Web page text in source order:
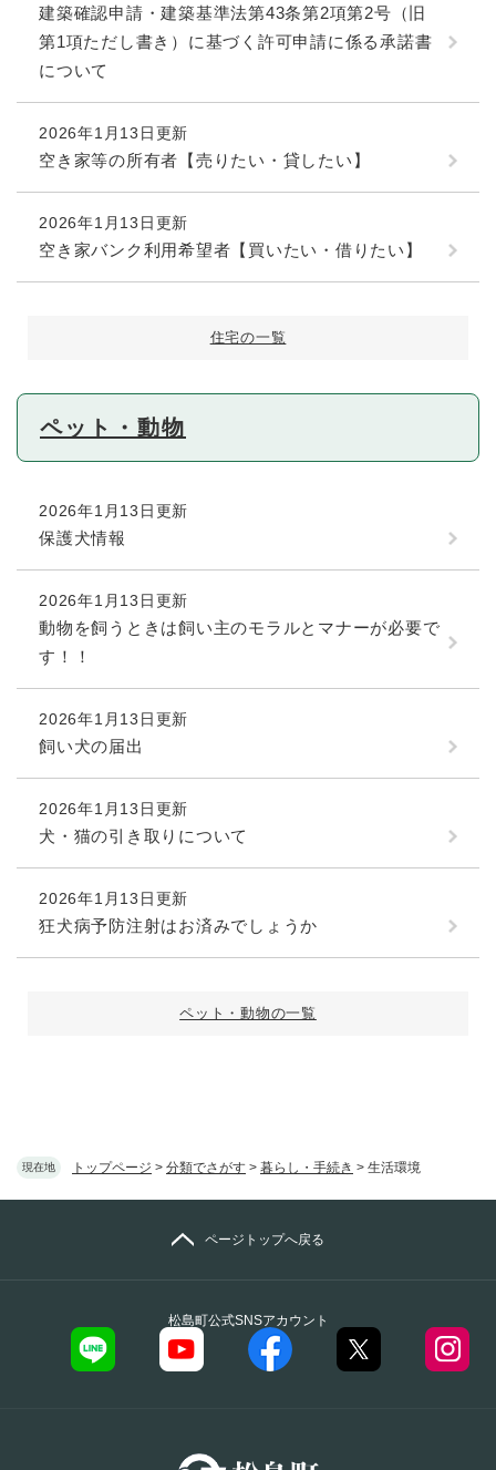
現在地 トップページ > 分類でさがす > 暮らし・手続き > 生活環境
建築確認申請・建築基準法第43条第2項第2号（旧
第1項ただし書き）に基づく許可申請に係る承諾書
について
2026年1月13日更新
空き家等の所有者【売りたい・貸したい】
2026年1月13日更新
空き家バンク利用希望者【買いたい・借りたい】
住宅の一覧
ペット・動物
2026年1月13日更新
保護犬情報
2026年1月13日更新
動物を飼うときは飼い主のモラルとマナーが必要で
す！！
2026年1月13日更新
飼い犬の届出
2026年1月13日更新
犬・猫の引き取りについて
2026年1月13日更新
狂犬病予防注射はお済みでしょうか
ペット・動物の一覧
松島町公式SNSアカウント
ページトップへ戻る